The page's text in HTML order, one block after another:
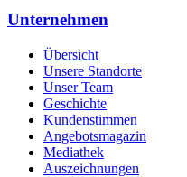
Unternehmen
Übersicht
Unsere Standorte
Unser Team
Geschichte
Kundenstimmen
Angebotsmagazin
Mediathek
Auszeichnungen